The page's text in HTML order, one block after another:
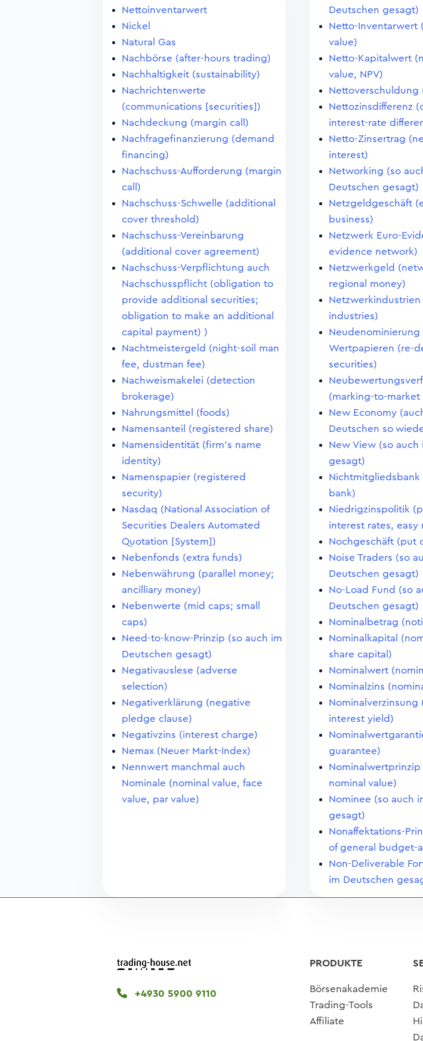
Nettoinventarwert
Nickel
Natural Gas
Nachbörse (after-hours trading)
Nachhaltigkeit (sustainability)
Nachrichtenwerte
(communications [securities])
Nachdeckung (margin call)
Nachfragefinanzierung (demand
financing)
Nachschuss-Aufforderung (margin
call)
Nachschuss-Schwelle (additional
cover threshold)
Nachschuss-Vereinbarung
(additional cover agreement)
Nachschuss-Verpflichtung auch
Nachschusspflicht (obligation to
provide additional securities;
obligation to make an additional
capital payment) )
Nachtmeistergeld (night-soil man
fee, dustman fee)
Nachweismakelei (detection
brokerage)
Nahrungsmittel (foods)
Namensanteil (registered share)
Namensidentität (firm's name
identity)
Namenspapier (registered
security)
Nasdaq (National Association of
Securities Dealers Automated
Quotation [System])
Nebenfonds (extra funds)
Nebenwährung (parallel money;
ancilliary money)
Nebenwerte (mid caps; small
caps)
Need-to-know-Prinzip (so auch im
Deutschen gesagt)
Negativauslese (adverse
selection)
Negativerklärung (negative
pledge clause)
Negativzins (interest charge)
Nemax (Neuer Markt-Index)
Nennwert manchmal auch
Nominale (nominal value, face
value, par value)
Deutschen gesagt)
Netto-Inventarwert
value)
Netto-Kapitalwert
value, NPV)
Nettoverschuldung
Nettozinsdifferenz
interest-rate
Netto-Zinsertrag
interest)
Networking (so
Deutschen gesagt)
Netzgeldgeschäft
business)
Netzwerk Euro-
evidence network)
Netzwerkgeld
regional money)
industries)
Neudenominierung
Wertpapieren (re-
securities)
(marking-to-market
New Economy
Deutschen so
New View (so auch
gesagt)
bank)
Niedrigzinspolitik
interest rates, easy
Nochgeschäft (put
Noise Traders (so
Deutschen gesagt)
No-Load Fund (so
Deutschen gesagt)
Nominalbetrag
Nominalkapital
share capital)
Nominalwert
Nominalzins
Nominalverzinsung
interest yield)
guarantee)
nominal value)
Nominee (so auch
gesagt)
Nonaffektations-
of general budget-
Non-Deliverable
im Deutschen
+4930 5900 9110
PRODUKTE
Börsenakademie
Trading-Tools
Affiliate